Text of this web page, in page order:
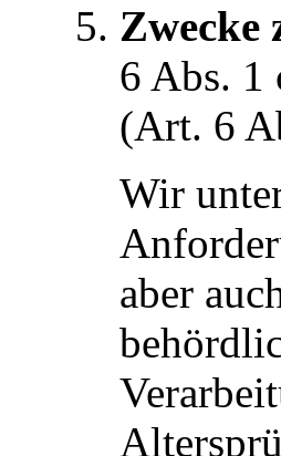
Zwecke
6 Abs.
(Art. 6
Wir
aber